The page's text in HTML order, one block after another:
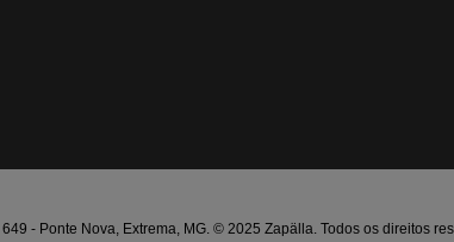
- Ponte Nova, Extrema, MG. © 2025 Zapälla. Todos os direitos